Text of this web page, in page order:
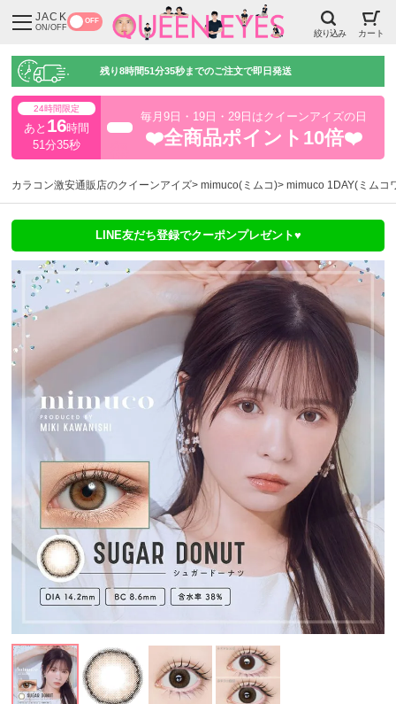
JACK
ON/OFF
OFF
絞り込み カート
残り8時間51分34秒までのご注文で即日発送
24時間限定
あと 16時間
51分34秒
毎月9日・19日・29日はクイーンアイズの日
❤️全商品ポイント10倍❤️
カラコン激安通販店のクイーンアイズ mimuco(ミムコ) mimuco 1DAY(ミムコ
LINE友だち登録でクーポンプレゼント♥